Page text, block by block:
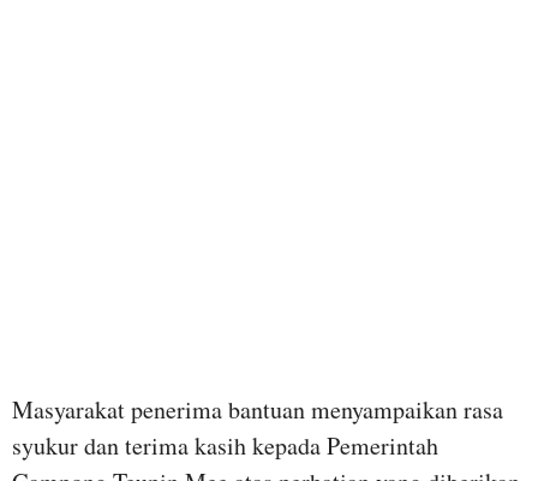
Masyarakat penerima bantuan menyampaikan rasa
syukur dan terima kasih kepada Pemerintah